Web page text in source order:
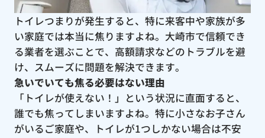
トイレつまりが発生すると、特に来客中や家族が多
い家庭では本当に焦りますよね。大崎市で信頼でき
る業者を選ぶことで、高額請求などのトラブルを避
け、スムーズに問題を解決できます。
急いでいても焦る必要はない理由
「トイレが使えない！」という状況に直面すると、
誰でも焦ってしまいますよね。特に小さなお子さん
がいるご家庭や、トイレが1つしかない場合は不安